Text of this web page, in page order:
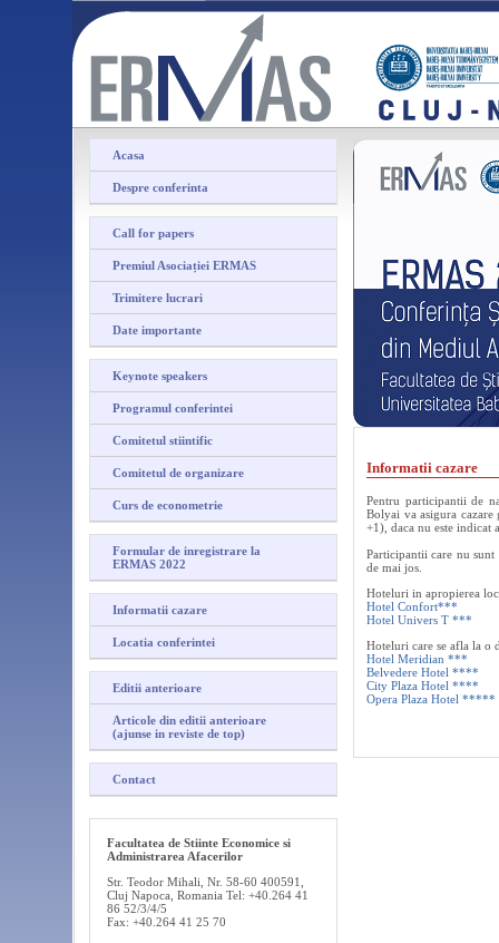
Acasa
Despre conferinta
Call for papers
Premiul Asociației ERMAS
Trimitere lucrari
Date importante
Keynote speakers
Programul conferintei
Comitetul stiintific
Comitetul de organizare
Curs de econometrie
Formular de inregistrare la
ERMAS 2022
Informatii cazare
Locatia conferintei
Editii anterioare
Articole din editii anterioare
(ajunse in reviste de top)
Contact
Facultatea de Stiinte Economice si
Administrarea Afacerilor
Str. Teodor Mihali, Nr. 58-60 400591,
Cluj Napoca, Romania Tel: +40.264 41
86 52/3/4/5
Fax: +40.264 41 25 70
Informatii cazare
Pentru participantii de
Bolyai va asigura
+1), daca nu este indicat
Participantii care nu
de mai jos.
Hoteluri in apropierea
Hotel Confort***
Hotel Univers T ***
Hoteluri care se afla la o
Hotel Meridian ***
Belvedere Hotel ****
City Plaza Hotel ****
Opera Plaza Hotel *****